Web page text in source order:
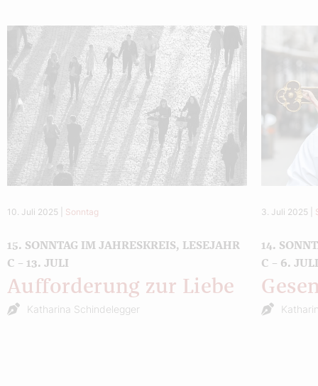
10. Juli 2025 Sonntag
15. SONNTAG IM JAHRESKREIS, LESEJAHR
C – 13. JULI
Aufforderung zur Liebe
Katharina Schindelegger
3. Juli 2025
14.
C – 6.